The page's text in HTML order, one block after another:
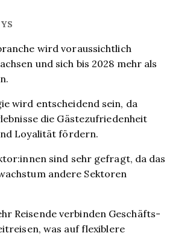
wird voraussichtlich
und sich bis 2028 mehr als
wird entscheidend sein, da
die Gästezufriedenheit
Loyalität fördern.
sind sehr gefragt, da das
andere Sektoren
Reisende verbinden Geschäfts-
was auf flexiblere